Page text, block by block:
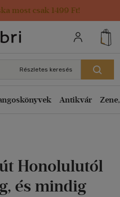
most csak 1499 Ft!
adatai
Részletes keresés
Antikvár
Honolulutól
és mindig